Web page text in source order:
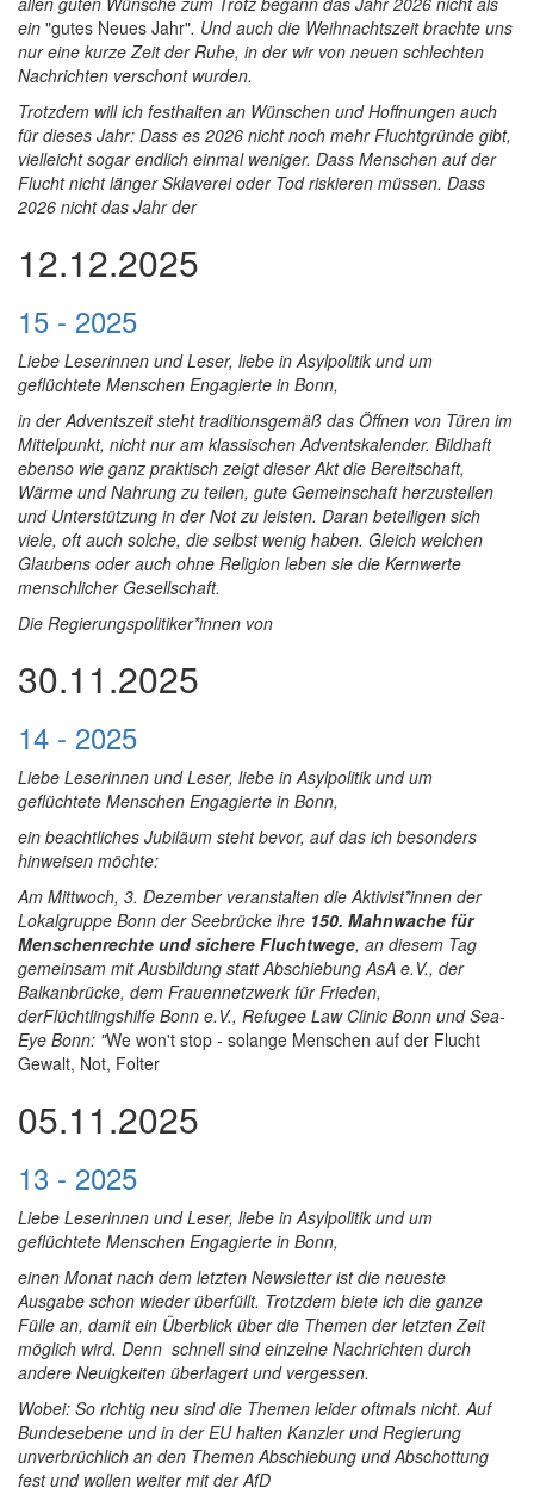
ein "gutes Neues Jahr". Und auch die Weihnachtszeit brachte uns
nur eine kurze Zeit der Ruhe, in der wir von neuen schlechten
Nachrichten verschont wurden.
Trotzdem will ich festhalten an Wünschen und Hoffnungen auch
für dieses Jahr: Dass es 2026 nicht noch mehr Fluchtgründe gibt,
vielleicht sogar endlich einmal weniger. Dass Menschen auf der
Flucht nicht länger Sklaverei oder Tod riskieren müssen. Dass
2026 nicht das Jahr der
12.12.2025
15 - 2025
Liebe Leserinnen und Leser, liebe in Asylpolitik und um
geflüchtete Menschen Engagierte in Bonn,
in der Adventszeit steht traditionsgemäß das Öffnen von Türen im
Mittelpunkt, nicht nur am klassischen Adventskalender. Bildhaft
ebenso wie ganz praktisch zeigt dieser Akt die Bereitschaft,
Wärme und Nahrung zu teilen, gute Gemeinschaft herzustellen
und Unterstützung in der Not zu leisten. Daran beteiligen sich
viele, oft auch solche, die selbst wenig haben. Gleich welchen
Glaubens oder auch ohne Religion leben sie die Kernwerte
menschlicher Gesellschaft.
Die Regierungspolitiker*innen von
30.11.2025
14 - 2025
Liebe Leserinnen und Leser, liebe in Asylpolitik und um
geflüchtete Menschen Engagierte in Bonn,
ein beachtliches Jubiläum steht bevor, auf das ich besonders
hinweisen möchte:
Am Mittwoch, 3. Dezember veranstalten die Aktivist*innen der
Lokalgruppe Bonn der Seebrücke ihre 150. Mahnwache für
Menschenrechte und sichere Fluchtwege, an diesem Tag
gemeinsam mit Ausbildung statt Abschiebung AsA e.V., der
Balkanbrücke, dem Frauennetzwerk für Frieden,
derFlüchtlingshilfe Bonn e.V., Refugee Law Clinic Bonn und Sea-
Eye Bonn: "We won't stop - solange Menschen auf der Flucht
Gewalt, Not, Folter
05.11.2025
13 - 2025
Liebe Leserinnen und Leser, liebe in Asylpolitik und um
geflüchtete Menschen Engagierte in Bonn,
einen Monat nach dem letzten Newsletter ist die neueste
Ausgabe schon wieder überfüllt. Trotzdem biete ich die ganze
Fülle an, damit ein Überblick über die Themen der letzten Zeit
möglich wird. Denn schnell sind einzelne Nachrichten durch
andere Neuigkeiten überlagert und vergessen.
Wobei: So richtig neu sind die Themen leider oftmals nicht. Auf
Bundesebene und in der EU halten Kanzler und Regierung
unverbrüchlich an den Themen Abschiebung und Abschottung
fest und wollen weiter mit der AfD